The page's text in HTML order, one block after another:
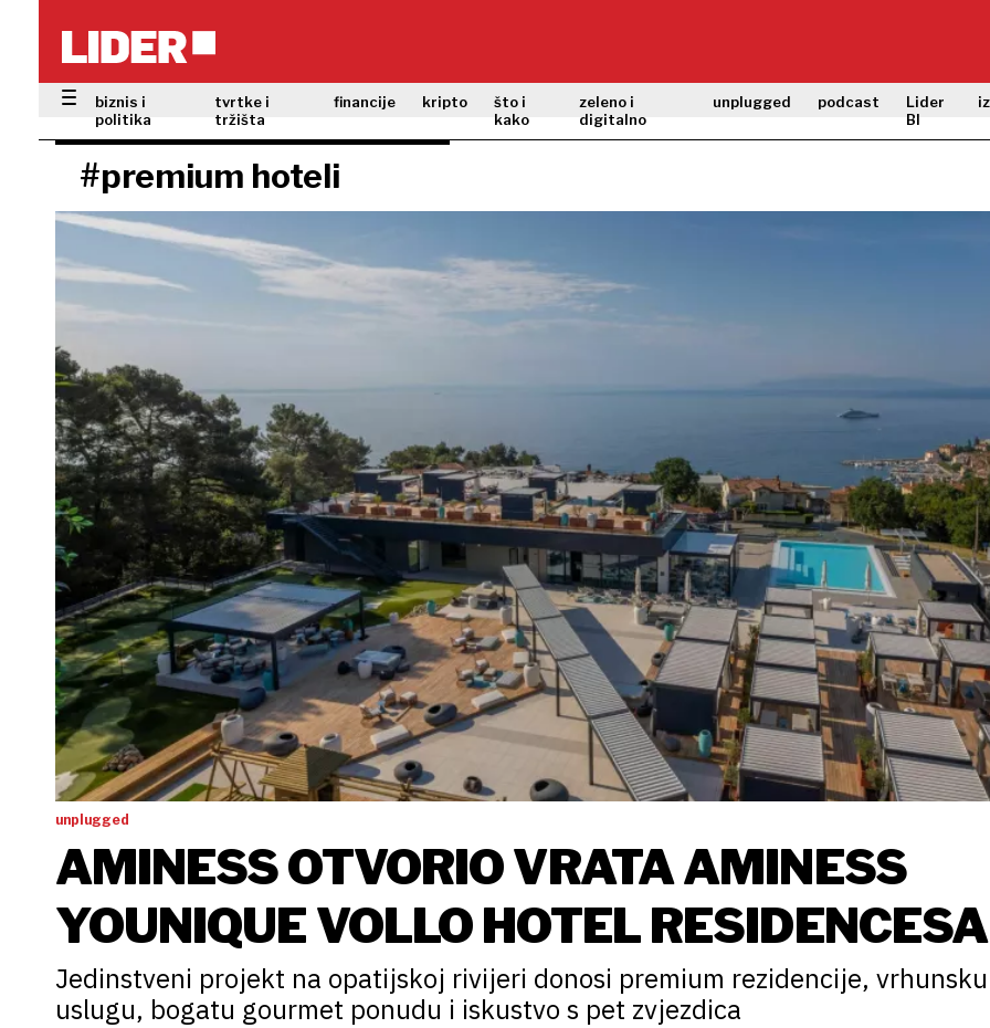
biznis i
politika
tvrtke i
tržišta
financije kripto
što i
kako
zeleno i
digitalno
unplugged podcast
Lider
BI
#premium hoteli
unplugged
AMINESS OTVORIO VRATA AMINESS
YOUNIQUE VOLLO HOTEL
OPATIJI
Jedinstveni projekt na opatijskoj rivijeri donosi premium rezidencije, vrhunsku
uslugu, bogatu gourmet ponudu i iskustvo s pet zvjezdica